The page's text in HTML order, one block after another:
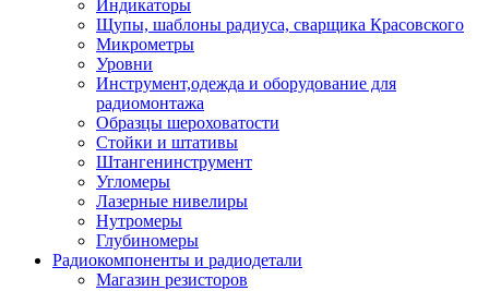
Индикаторы
Щупы, шаблоны радиуса, сварщика Красовского
Микрометры
Уровни
Инструмент,одежда и оборудование для
радиомонтажа
Образцы шероховатости
Стойки и штативы
Штангенинструмент
Угломеры
Лазерные нивелиры
Нутромеры
Глубиномеры
Радиокомпоненты и радиодетали
Магазин резисторов